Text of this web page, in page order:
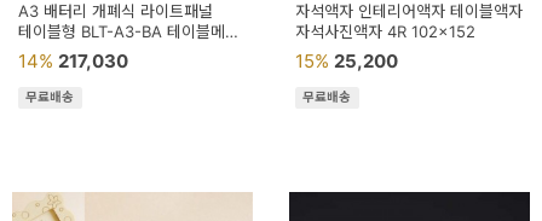
드
수
A3 배터리 개폐식 라이트패널
테이블형 BLT-A3-BA 테이블메뉴
탁상게시판 테이블게시판
14% 217,030
무료배송
자석액자 인테리어액자 테이블액자
자석사진액자 4R 102x152
15% 25,200
무료배송